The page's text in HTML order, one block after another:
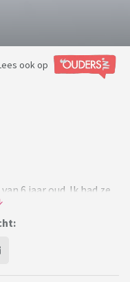
ook op
6 jaar oud. Ik had ze
mij kwam wonen en
11kg) had daar in het
de beste vrienden en
die van mijn man.